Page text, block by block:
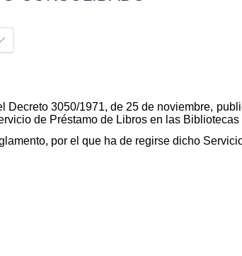
Decreto 3050/1971, de 25 de noviembre,
de Préstamo de Libros en las
por el que ha de regirse dicho